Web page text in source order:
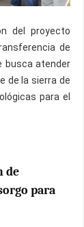
del proyecto
de
busca atender
de la sierra de
para el
de
para